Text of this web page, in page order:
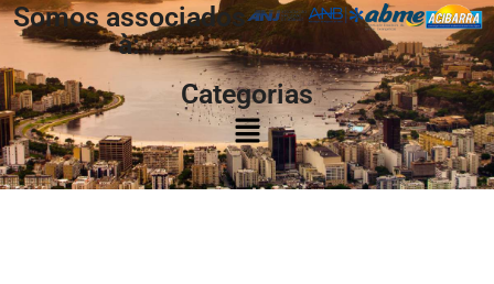
Somos associados
à:
Categorias